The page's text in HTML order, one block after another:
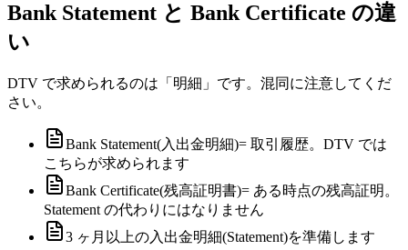
Bank Statement と Bank Certificate の違
い
DTV で求められるのは「明細」です。混同に注意してくだ
さい。
Bank Statement(入出金明細)= 取引履歴。DTV では
こちらが求められます
Bank Certificate(残高証明書)= ある時点の残高証明。
Statement の代わりにはなりません
3 ヶ月以上の入出金明細(Statement)を準備します